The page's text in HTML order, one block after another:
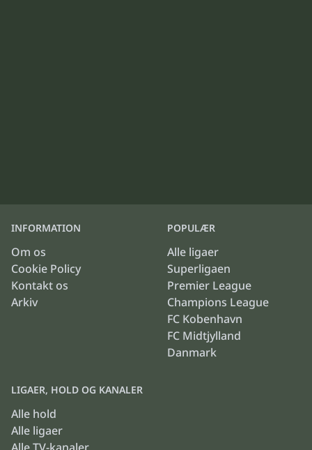
INFORMATION
Om os
Cookie Policy
Kontakt os
Arkiv
POPULÆR
Alle ligaer
Superligaen
Premier League
Champions League
FC Kobenhavn
FC Midtjylland
Danmark
LIGAER, HOLD OG KANALER
Alle hold
Alle ligaer